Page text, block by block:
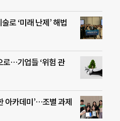
로 ‘미래 난제’ 해법
로…기업들 ‘위험 관
아카데미’…조별 과제